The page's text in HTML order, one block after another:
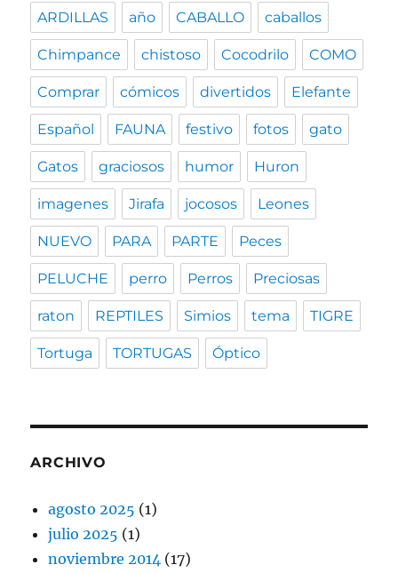
ARDILLAS año CABALLO caballos
Chimpance chistoso Cocodrilo COMO
Comprar cómicos divertidos Elefante
Español FAUNA festivo fotos gato
Gatos graciosos humor Huron
imagenes Jirafa jocosos Leones
NUEVO PARA PARTE Peces
PELUCHE perro Perros Preciosas
raton REPTILES Simios tema TIGRE
Tortuga TORTUGAS Óptico
ARCHIVO
agosto 2025 (1)
julio 2025 (1)
noviembre 2014 (17)